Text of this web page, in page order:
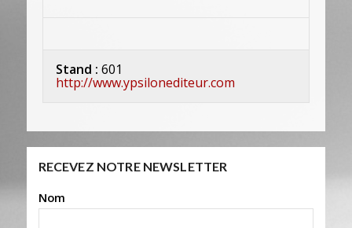
Stand : 601
http://www.ypsilonediteur.com
RECEVEZ NOTRE NEWSLETTER
Nom